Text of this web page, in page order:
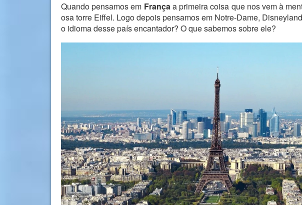
Quando pensamos em Françaa primeira coisa que nos vem à
osa torre Eiffel. Logo depois pensamos em Notre-Dame,
o idioma desse país encantador? O que sabemos sobre ele?